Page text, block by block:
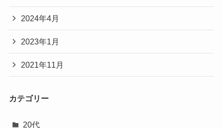
2024年4月
2023年1月
2021年11月
カテゴリー
20代